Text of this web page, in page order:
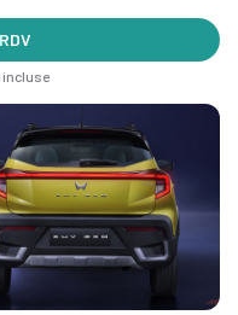
incluse